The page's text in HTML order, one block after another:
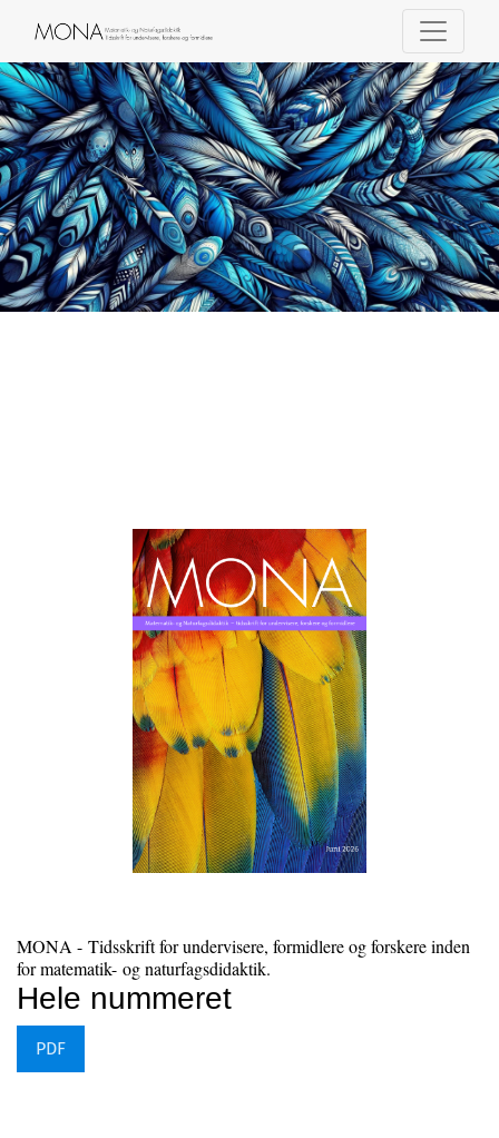
MONA - Matematik- og Naturfagsdidaktik
MONA - Tidsskrift for undervisere, formidlere og forskere inden
for matematik- og naturfagsdidaktik.
Hele nummeret
PDF